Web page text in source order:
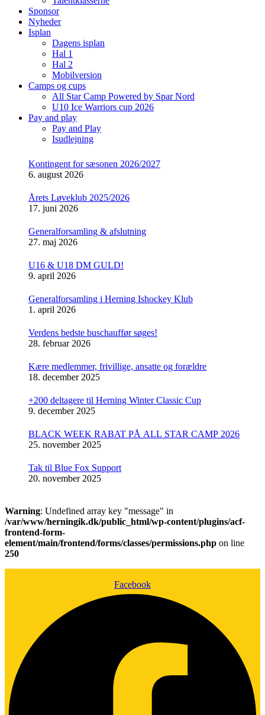
Sponsor
Nyheder
Isplan
Dagens isplan
Hal 1
Hal 2
Mobilversion
Camps og cups
All Star Camp Powered by Spar Nord
U10 Ice Warriors cup 2026
Pay and play
Pay and Play
Isudlejning
Kontingent for sæsonen 2026/2027
6. august 2026
Årets Løveklub 2025/2026
17. juni 2026
Generalforsamling & afslutning
27. maj 2026
U16 & U18 DM GULD!
9. april 2026
Generalforsamling i Herning Ishockey Klub
1. april 2026
Verdens bedste buschauffør søges!
28. februar 2026
Kære medlemmer, frivillige, ansatte og forældre
18. december 2025
+200 deltagere til Herning Winter Classic Cup
9. december 2025
BLACK WEEK RABAT PÅ ALL STAR CAMP 2026
25. november 2025
Tak til Blue Fox Support
20. november 2025
Warning: Undefined array key "message" in
/var/www/herningik.dk/public_html/wp-content/plugins/acf-
frontend-form-
element/main/frontend/forms/classes/permissions.php on line
250
Facebook